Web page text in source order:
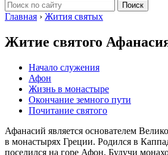
Главная › Жития святых
Житие святого
Начало служения
Афон
Жизнь в монастыре
Окончание земного пути
Почитание святого
Афанасий является основателем
в монастырях Греции. Родился в
поселился на горе Афон. Будучи